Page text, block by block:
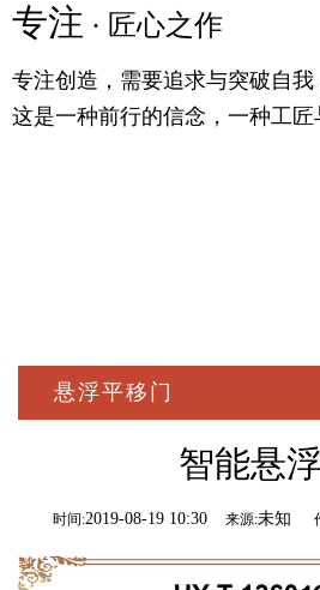
专注 · 匠心之作
专注创造，需要追求与突破自我
这是一种前行的信念，一种工匠
精粹 · 高定之美
满足你对时尚的追求，更提供一
随意的生活理念，诗语大气，气
专注 · 匠心之作
专注创造，需要追求与突破自我
这是一种前行的信念，一种工匠
悬浮平移门
智能悬
时间:2019-08-19 10:30 来源:未知